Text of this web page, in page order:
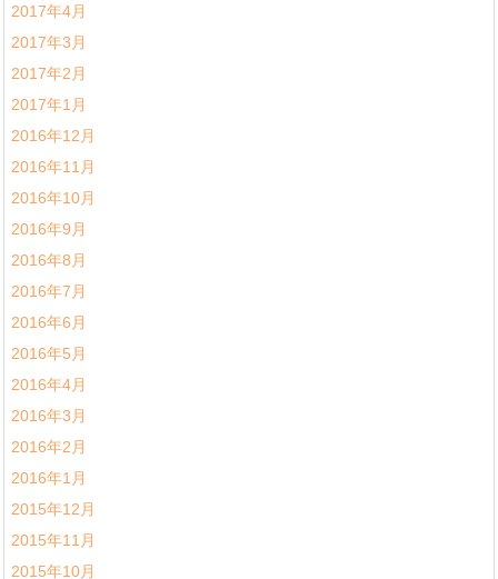
2017年4月
2017年3月
2017年2月
2017年1月
2016年12月
2016年11月
2016年10月
2016年9月
2016年8月
2016年7月
2016年6月
2016年5月
2016年4月
2016年3月
2016年2月
2016年1月
2015年12月
2015年11月
2015年10月